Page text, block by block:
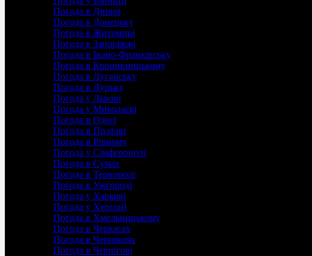
Погода в Дніпрі
Погода в Донецьку
Погода в Житомирі
Погода в Запоріжжі
Погода в Івано-Франківську
Погода в Кропивницькому
Погода в Луганську
Погода в Луцьку
Погода у Львові
Погода у Миколаєві
Погода в Одесі
Погода в Полтаві
Погода в Рівному
Погода у Сімферополі
Погода в Сумах
Погода в Тернополі
Погода в Ужгороді
Погода у Харкові
Погода у Херсоні
Погода в Хмельницькому
Погода в Черкасах
Погода в Чернівцях
Погода в Чернігові